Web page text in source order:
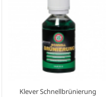
Klever Schnellbrünierung